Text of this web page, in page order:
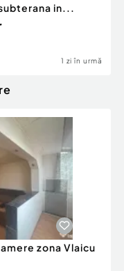
in...
1 zi în urmă
zona Vlaicu